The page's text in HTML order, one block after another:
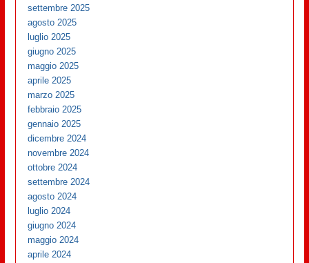
settembre 2025
agosto 2025
luglio 2025
giugno 2025
maggio 2025
aprile 2025
marzo 2025
febbraio 2025
gennaio 2025
dicembre 2024
novembre 2024
ottobre 2024
settembre 2024
agosto 2024
luglio 2024
giugno 2024
maggio 2024
aprile 2024